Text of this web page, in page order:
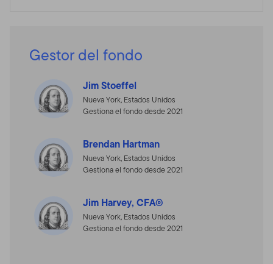
Gestor del fondo
Jim Stoeffel
Nueva York, Estados Unidos
Gestiona el fondo desde 2021
Brendan Hartman
Nueva York, Estados Unidos
Gestiona el fondo desde 2021
Jim Harvey, CFA®
Nueva York, Estados Unidos
Gestiona el fondo desde 2021